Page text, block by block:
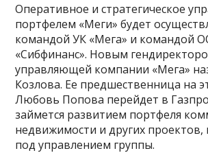
Оперативное и стратегическое
портфелем «Меги» будет
командой УК «Мега» и командой
«Сибфинанс». Новым
управляющей компании «Мега»
Козлова. Ее предшественница на
Любовь Попова перейдет в
займется развитием портфеля
недвижимости и других проектов,
под управлением группы.